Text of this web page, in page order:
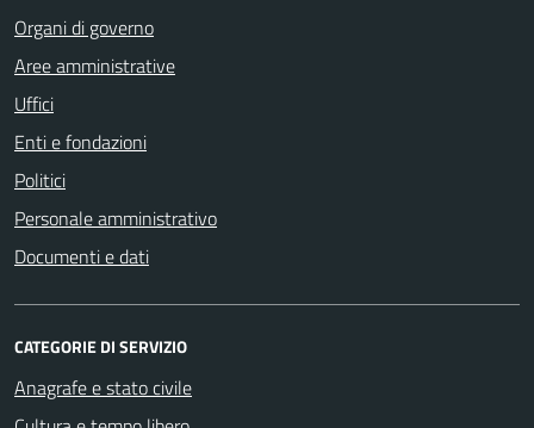
Organi di governo
Aree amministrative
Uffici
Enti e fondazioni
Politici
Personale amministrativo
Documenti e dati
CATEGORIE DI SERVIZIO
Anagrafe e stato civile